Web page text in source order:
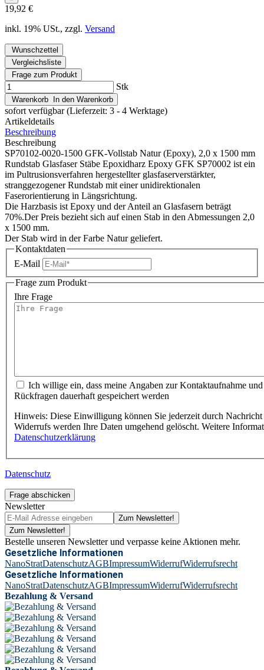
19,92 €
inkl. 19% USt., zzgl. Versand
Wunschzettel
Vergleichsliste
Frage zum Produkt
Stk
Warenkorb In den Warenkorb
sofort verfügbar (Lieferzeit: 3 - 4 Werktage)
Artikeldetails
Beschreibung
Beschreibung
SP70102-0020-1500 GFK-Vollstab Natur (Epoxy), 2,0 x 1500 mm
Rundstab Glasfaser Stäbe Epoxidharz Epoxy GFK SP70002 ist ein
im Pultrusionsverfahren hergestellter glasfaserverstärkter,
stranggezogener Rundstab mit einer unidirektionalen
Faserorientierung in Längsrichtung.
Die Harzbasis ist Epoxy und der Anteil an Glasfasern beträgt
70%.Der Preis bezieht sich auf einen Stab in den Abmessungen 2,0
x 1500 mm.
Der Stab wird in der Farbe Natur geliefert.
Kontaktdaten
E-Mail
Frage zum Produkt
Ihre Frage
Ich willige ein, dass meine Angaben zur Kontaktaufnahme
Rückfragen dauerhaft gespeichert werden
Hinweis: Diese Einwilligung können Sie jederzeit durch
Widerrufs werden Ihre Daten umgehend gelöscht. Weitere
Datenschutzerklärung
Datenschutz
Frage abschicken
Newsletter
Zum Newsletter!
Zum Newsletter!
Bestelle unseren Newsletter und verpasse keine Aktionen mehr.
Gesetzliche Informationen
NanoStratDatenschutzAGBImpressumWiderrufWiderrufsrecht
Gesetzliche Informationen
NanoStratDatenschutzAGBImpressumWiderrufWiderrufsrecht
Bezahlung & Versand